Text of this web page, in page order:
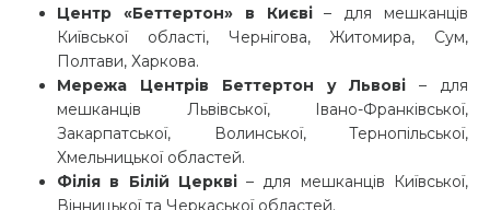
Центр «Беттертон» в Києві– для мешканців
Київської області, Чернігова, Житомира, Сум,
Полтави, Харкова.
Мережа Центрів Беттертон у Львові – для
мешканців Львівської, Івано-Франківської,
Закарпатської, Волинської, Тернопільської,
Хмельницької областей.
Філія в Білій Церкві– для мешканців Київської,
Вінницької та Черкаської областей.